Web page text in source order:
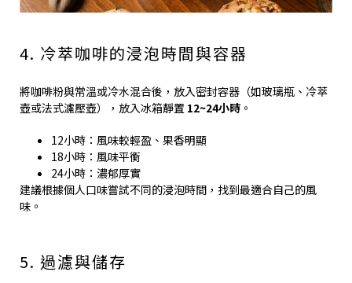
4. 冷萃咖啡的浸泡時間與容器
將咖啡粉與常溫或冷水混合後，放入密封容器（如玻璃瓶、冷萃
壺或法式濾壓壺），放入冰箱靜置 12~24小時 。
12小時：風味較輕盈、果香明顯
18小時：風味平衡
24小時：濃郁厚實
建議根據個人口味嘗試不同的浸泡時間，找到最適合自己的風
味。
5. 過濾與儲存